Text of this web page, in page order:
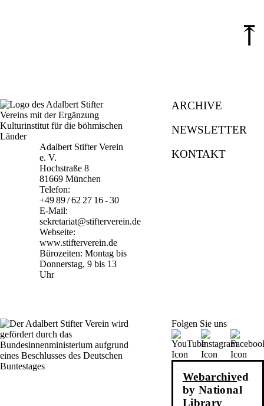
⤒
Adalbert Stifter Verein
e. V.
Hochstraße 8
81669 München
Telefon:
+49 89 / 62 27 16 - 30
E-Mail:
sekretariat@stifterverein.de
Webseite:
www.stifterverein.de
Bürozeiten: Montag bis
Donnerstag, 9 bis 13
Uhr
ARCHIVE
NEWSLETTER
KONTAKT
Folgen Sie uns
Webarchived
by National
Library